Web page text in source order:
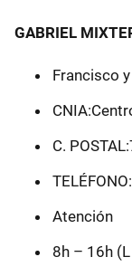
GABRIEL
Francisco
C.
Atención
8h – 16h